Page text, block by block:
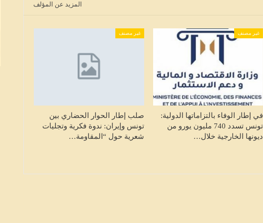
المزيد عن المؤلف
غير مصنف
في إطار الوفاء بالتزاماتها الدولية:
تونس تسدد 740 مليون يورو من
ديونها الخارجية خلال…
غير مصنف
صلب إطار الحوار الحضاري بين
تونس وإيران: ندوة فكرية وتجليات
شعرية حول “المقاومة…
محطتي…
HALKETWASSL
تونس تسجل